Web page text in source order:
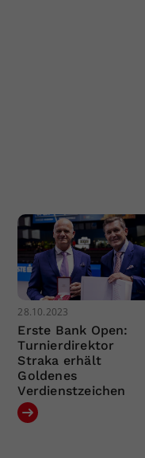
28.10.2023
Erste Bank Open:
Turnierdirektor
Straka erhält
Goldenes
Verdienstzeichen